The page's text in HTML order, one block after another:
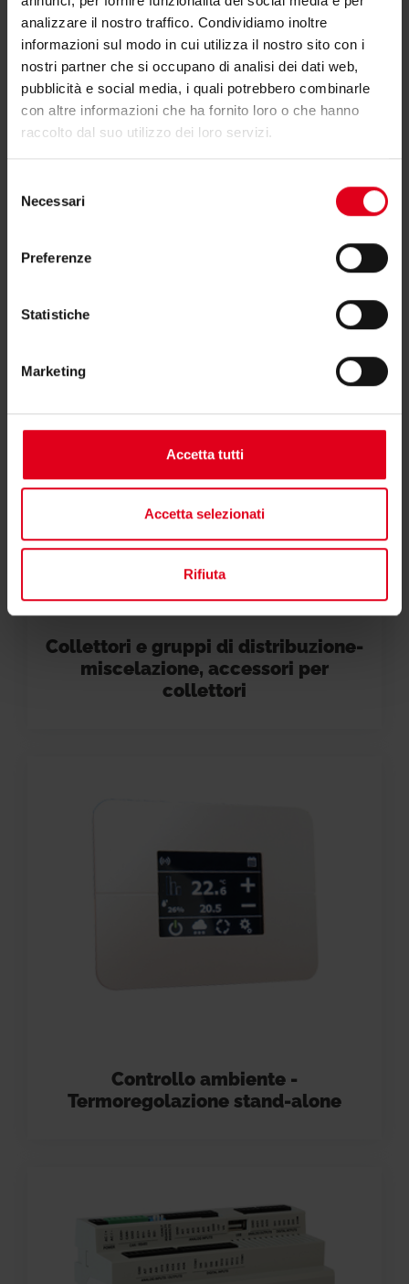
analizzare il nostro traffico. Condividiamo inoltre
informazioni sul modo in cui utilizza il nostro sito con i
nostri partner che si occupano di analisi dei dati web,
pubblicità e social media, i quali potrebbero combinarle
con altre informazioni che ha fornito loro o che hanno
raccolto dal suo utilizzo dei loro servizi.
delNecessari
Preferenze
Statistiche
Marketing
Accetta tutti
Accetta selezionati
Rifiuta
Collettori e gruppi di distribuzione-
miscelazione, accessori per
collettori
Controllo ambiente -
Termoregolazione stand-alone